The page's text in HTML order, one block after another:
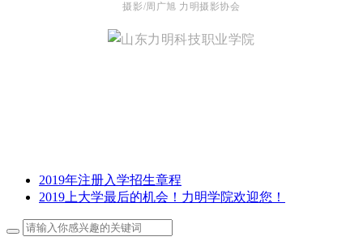
摄影/周广旭 力明摄影协会
2019年注册入学招生章程
2019上大学最后的机会！力明学院欢迎您！